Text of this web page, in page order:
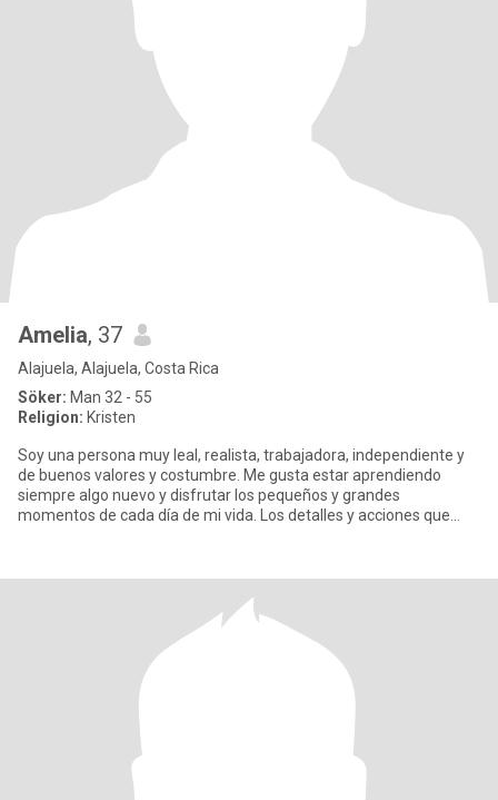
Amelia, 37
Alajuela, Alajuela, Costa Rica
Söker: Man 32 - 55
Religion: Kristen
Soy una persona muy leal, realista, trabajadora, independiente y
de buenos valores y costumbre. Me gusta estar aprendiendo
siempre algo nuevo y disfrutar los pequeños y grandes
momentos de cada día de mi vida. Los detalles y acciones que